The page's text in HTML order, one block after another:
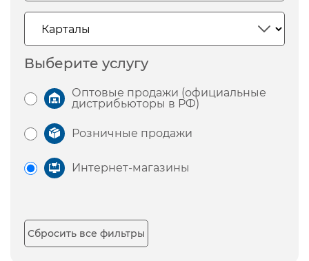
Выберите услугу
Оптовые продажи (официальные
дистрибьюторы в РФ)
Розничные продажи
Интернет-магазины
Сбросить все фильтры